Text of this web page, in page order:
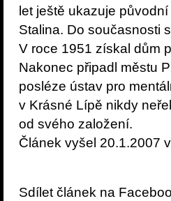
let ještě ukazuje
Stalina. Do současnosti
V roce 1951 získal dům
Nakonec připadl městu
posléze ústav pro
v Krásné Lípě nikdy
od svého založení.
Článek vyšel 20.1.2007
Sdílet článek na